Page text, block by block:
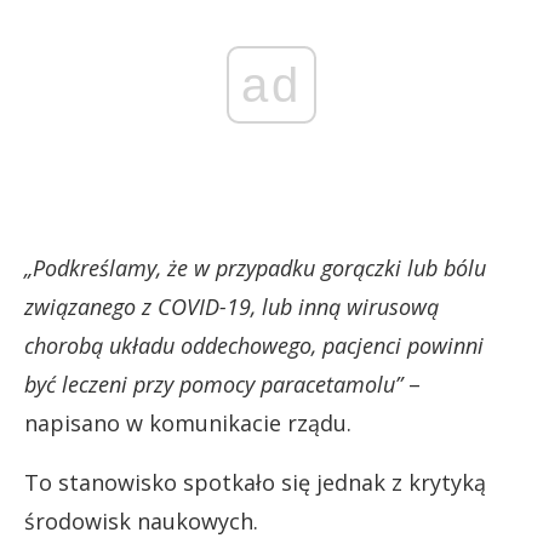
ad
„Podkreślamy, że w przypadku gorączki lub bólu
związanego z COVID-19, lub inną wirusową
chorobą układu oddechowego, pacjenci powinni
być leczeni przy pomocy paracetamolu”–
napisano w komunikacie rządu.
To stanowisko spotkało się jednak z krytyką
środowisk naukowych.